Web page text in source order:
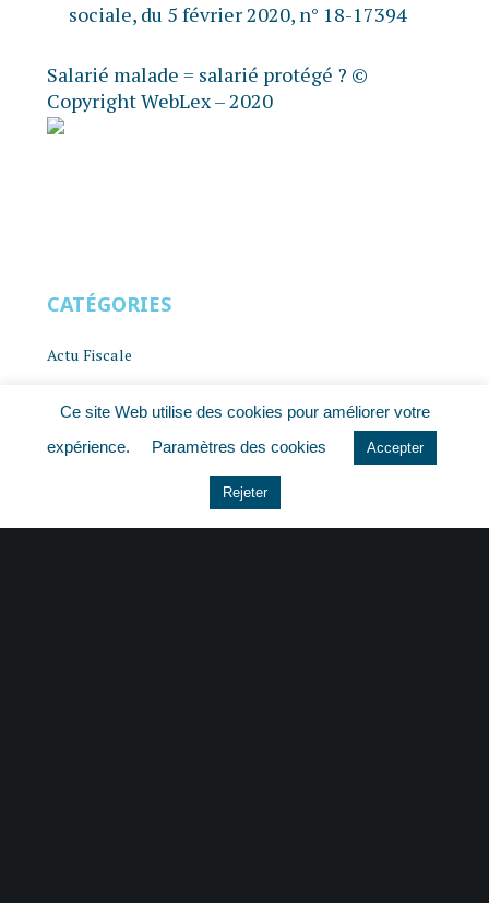
sociale, du 5 février 2020, n° 18-17394
Salarié malade = salarié protégé ? ©
Copyright WebLex – 2020
CATÉGORIES
Actu Fiscale
Actu Juridique
Actu Sociale
Ce site Web utilise des cookies pour améliorer votre
expérience.
Paramètres des cookies Accepter
Rejeter